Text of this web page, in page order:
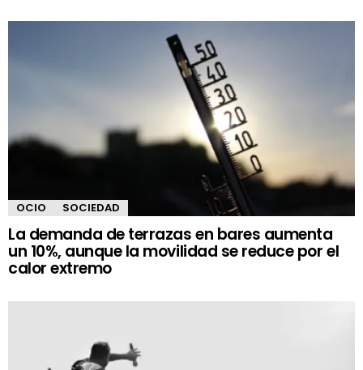
OCIO SOCIEDAD
La demanda de terrazas en bares aumenta
un 10%, aunque la movilidad se reduce por el
calor extremo